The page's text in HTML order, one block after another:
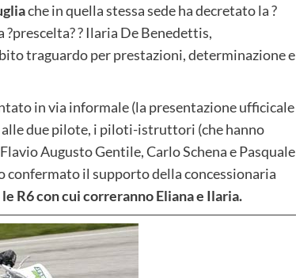
che in quella stessa sede ha decretato la ?
?prescelta? ? Ilaria De Benedettis,
traguardo per prestazioni, determinazione e
in via informale (la presentazione ufficicale
due pilote, i piloti-istruttori (che hanno
Augusto Gentile, Carlo Schena e Pasquale
confermato il supporto della concessionaria
R6 con cui correranno Eliana e Ilaria.